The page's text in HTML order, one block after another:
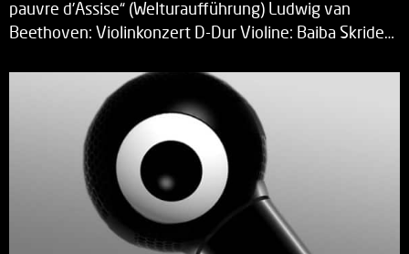
pauvre d’Assise“ (Welturaufführung) Ludwig van
Beethoven: Violinkonzert D-Dur Violine: Baiba Skride…